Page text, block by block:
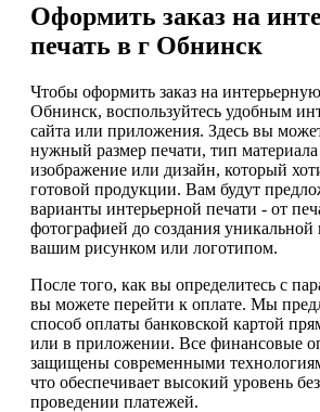
Оформить заказ на
печать в г Обнинск
Чтобы оформить заказ на
Обнинск, воспользуйтесь удобным
сайта или приложения. Здесь вы
нужный размер печати, тип материала
изображение или дизайн, который
готовой продукции. Вам будут
варианты интерьерной печати - от
фотографией до создания
вашим рисунком или логотипом.
После того, как вы определитесь с
вы можете перейти к оплате. Мы
способ оплаты банковской картой
или в приложении. Все финансовые
защищены современными
что обеспечивает высокий уровень
проведении платежей.